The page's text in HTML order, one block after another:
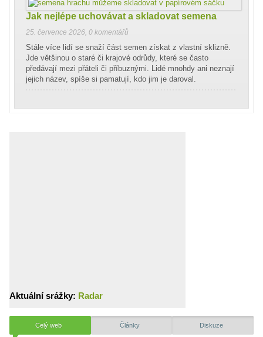
Jak nejlépe uchovávat a skladovat semena
25. července 2026, 0 komentářů
Stále více lidí se snaží část semen získat z vlastní sklizně.
Jde většinou o staré či krajové odrůdy, které se často
předávají mezi přáteli či příbuznými. Lidé mnohdy ani neznají
jejich název, spíše si pamatují, kdo jim je daroval.
Aktuální srážky: Radar
Celý web Články Diskuze